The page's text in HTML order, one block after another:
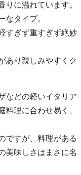
りに溢れています。
なタイプ。
すぎず重すぎず絶妙
あり親しみやすくク
などの軽いイタリア
料理に合わせ易く、
ですが、料理がある
美味しさはまさに名